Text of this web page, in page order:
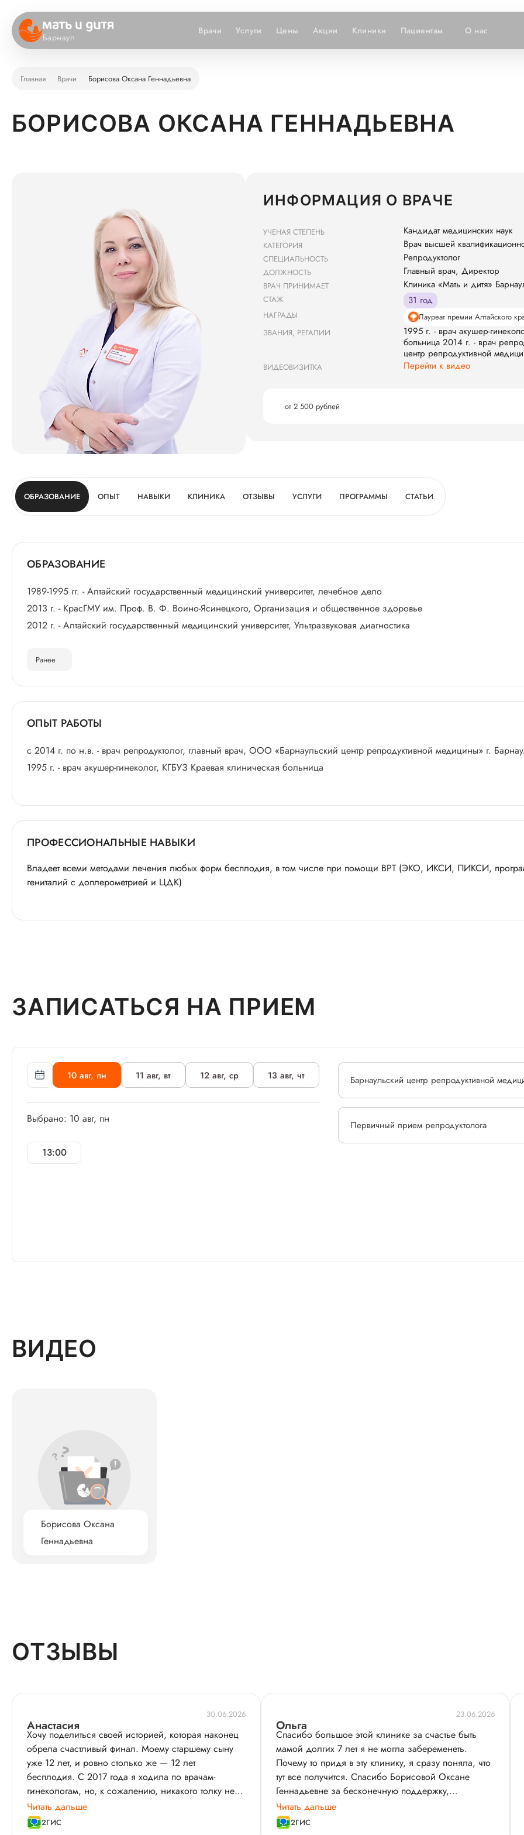
Барнаул
Врачи Услуги Цены Акции Клиники Пациентам О нас
Главная Врачи Борисова Оксана Геннадьевна
БОРИСОВА ОКСАНА ГЕННАДЬЕВНА
ИНФОРМАЦИЯ О ВРАЧЕ
УЧЕНАЯ СТЕПЕНЬ Кандидат медицинских наук
КАТЕГОРИЯ Врач высшей
СПЕЦИАЛЬНОСТЬ Репродуктолог
ДОЛЖНОСТЬ Главный врач, Директор
ВРАЧ ПРИНИМАЕТ Клиника «Мать и дитя»
СТАЖ 31 год
НАГРАДЫ
Лауреат премии Алтайского
ЗВАНИЯ, РЕГАЛИИ
1995 г. - врач акушер-
больница 2014 г. - врач
центр репродуктивной
ВИДЕОВИЗИТКА Перейти к видео
от 2 500 рублей
ОБРАЗОВАНИЕ ОПЫТ НАВЫКИ КЛИНИКА ОТЗЫВЫ УСЛУГИ ПРОГРАММЫ СТАТЬИ
ОБРАЗОВАНИЕ
1989-1995 гг. - Алтайский государственный медицинский университет, лечебное дело
2013 г. - КрасГМУ им. Проф. В. Ф. Воино-Ясинецкого, Организация и общественное здоровье
2012 г. - Алтайский государственный медицинский университет, Ультразвуковая диагностика
Ранее
ОПЫТ РАБОТЫ
с 2014 г. по н.в. - врач репродуктолог, главный врач, ООО «Барнаульский центр репродуктивной медицины» г.
1995 г. - врач акушер-гинеколог, КГБУЗ Краевая клиническая больница
ПРОФЕССИОНАЛЬНЫЕ НАВЫКИ
Владеет всеми методами лечения любых форм бесплодия, в том числе при помощи ВРТ (ЭКО, ИКСИ, ПИКСИ,
гениталий с доплерометрией и ЦДК)
ЗАПИСАТЬСЯ НА ПРИЕМ
10 авг, пн 11 авг, вт 12 авг, ср 13 авг, чт
Выбрано: 10 авг, пн
13:00
Барнаульский центр репродуктивной
Первичный прием репродуктолога
ВИДЕО
Борисова Оксана
Геннадьевна
ОТЗЫВЫ
30.06.2026
Анастасия
Хочу поделиться своей историей, которая наконец
обрела счастливый финал. Моему старшему сыну
уже 12 лет, и ровно столько же — 12 лет
бесплодия. С 2017 года я ходила по врачам-
гинекологам, но, к сожалению, никакого толку не
было. Надежда почти угасла.
Читать дальше
2ГИС
23.06.2026
Ольга
Спасибо большое этой клинике за счастье быть
мамой долгих 7 лет я не могла забеременеть.
Почему то придя в эту клинику, я сразу поняла, что
тут все получится. Спасибо Борисовой Оксане
Геннадьевне за бесконечную поддержку,
валерьянку при неудачных попытках и слезах и,
конечно, за мою доченьку, которая благодаря ее
Читать дальше
2ГИС